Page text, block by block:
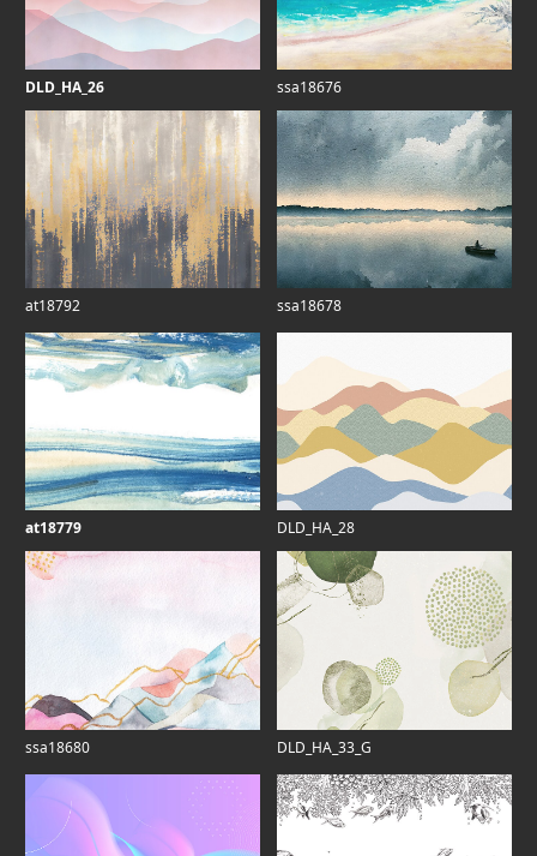
DLD_HA_26 ssa18676
at18792 ssa18678
at18779 DLD_HA_28
ssa18680 DLD_HA_33_G